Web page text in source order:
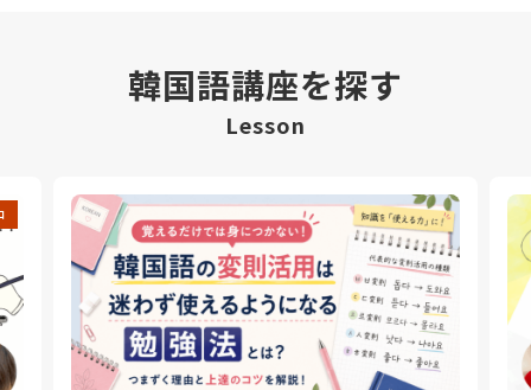
韓国語講座を探す
Lesson